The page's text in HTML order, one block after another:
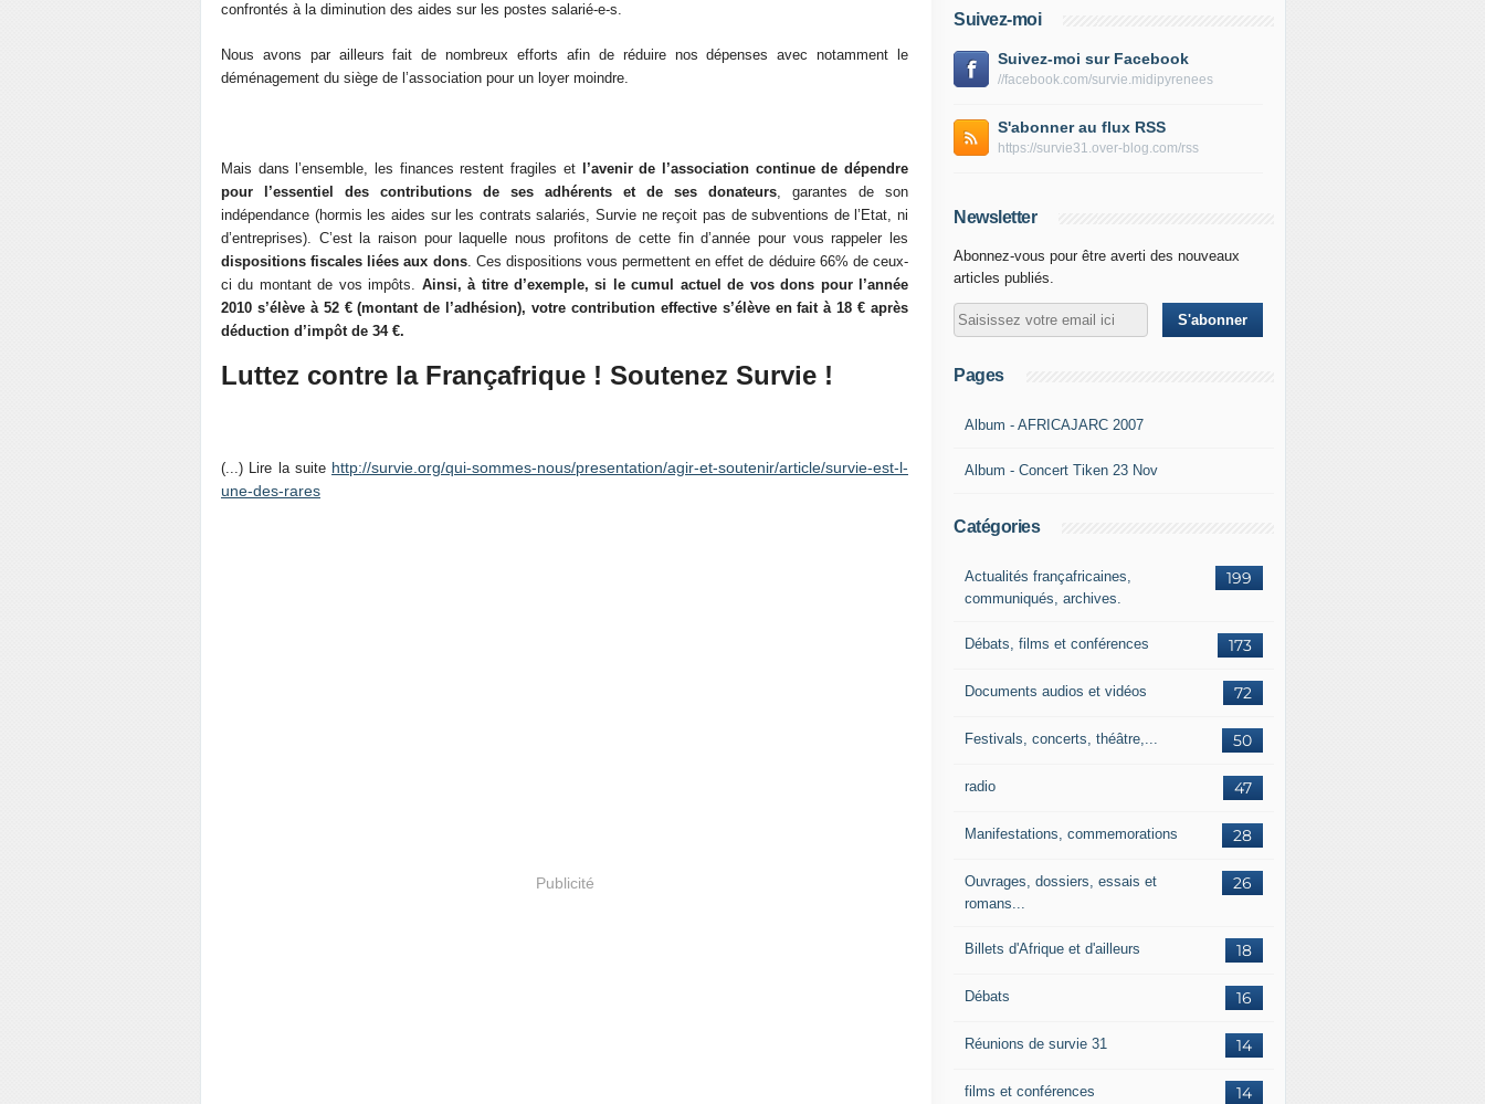
confrontés à la diminution des aides sur les postes salarié-e-s.
Nous avons par ailleurs fait de nombreux efforts afin de réduire nos dépenses avec notamment le
déménagement du siège de l’association pour un loyer moindre.
Mais dans l’ensemble, les finances restent fragiles et
l’avenir de l’association continue de dépendre
pour l’essentiel des contributions de ses adhérents et de ses donateurs, garantes de son
indépendance (hormis les aides sur les contrats salariés, Survie ne reçoit pas de subventions de l’Etat, ni
d’entreprises). C’est la raison pour laquelle nous profitons de cette fin d’année pour vous rappeler les
dispositions fiscales liées aux dons. Ces dispositions vous permettent en effet de déduire 66% de ceux-
ci du montant de vos impôts. Ainsi, à titre d’exemple, si le cumul actuel de vos dons pour l’année
2010 s’élève à 52 € (montant de l’adhésion), votre contribution effective s’élève en fait à 18 € après
déduction d’impôt de 34 €.
Luttez contre la Françafrique ! Soutenez Survie !
(...) Lire la suite http://survie.org/qui-sommes-nous/presentation/agir-et-soutenir/article/survie-est-l-
une-des-rares
Publicité
Suivez-moi
Suivez-moi sur Facebook
//facebook.com/survie.midipyrenees
S'abonner au flux RSS
https://survie31.over-blog.com/rss
Newsletter
Abonnez-vous pour être averti des nouveaux
articles publiés.
Pages
Album - AFRICAJARC 2007
Album - Concert Tiken 23 Nov
Catégories
199
Actualités françafricaines,
communiqués, archives.
173
Débats, films et conférences
72
Documents audios et vidéos
50
Festivals, concerts, théâtre,...
47
radio
28
Manifestations, commemorations
26
Ouvrages, dossiers, essais et
romans...
18
Billets d'Afrique et d'ailleurs
16
Débats
14
Réunions de survie 31
14
films et conférences